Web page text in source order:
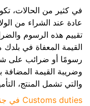
في كثير من الحالات،
عادة عند الشراء من
تقييم هذه الرسوم
القيمة المعفاة في
رسومًا أو ضرائب على
وضريبة القيمة المضافة
والتي تشمل المنتج،
Customs duties في جنوب السودان